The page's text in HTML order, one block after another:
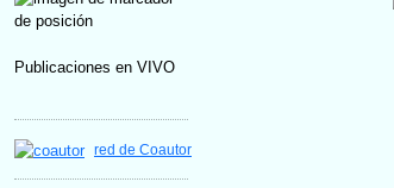
Publicaciones en VIVO
red de Coautor